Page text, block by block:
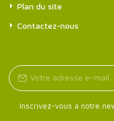
Plan du site
Contactez-nous
Inscrivez-vous à notre